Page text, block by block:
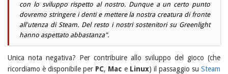
con lo sviluppo rispetto al nostro. Dunque a un certo punto
dovremo stringere i denti e mettere la nostra creatura di fronte
all'utenza di Steam. Del resto i nostri sostenitori su Greenlight
hanno aspettato abbastanza".
Unica nota negativa? Per contribuire allo sviluppo del gioco (che
ricordiamo è disponibile per PC, Mac e Linux) il passaggio suSteam